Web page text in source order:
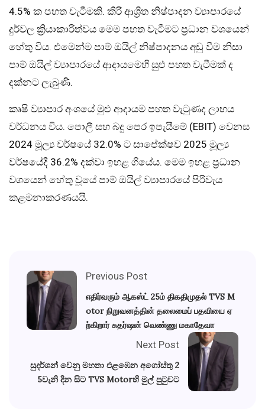
4.5% ක පහත වැටීමකි. කිරි ආශ්‍රිත නිෂ්පාදන ව්‍යාපාරයේ
දුර්වල ක්‍රියාකාරිත්වය මෙම පහත වැටීමට ප්‍රධාන වශයෙන්
හේතු විය. එමෙන්ම පාම් ඔයිල් නිෂ්පාදනය අඩු වීම නිසා
පාම් ඔයිල් ව්‍යාපාරයේ ආදායමෙහි සුළු පහත වැටීමක් ද
දක්නට ලැබුණි.
කෘෂි ව්‍යාපාර අංශයේ මුළු ආදායම පහත වැටුණද ලාභය
වර්ධනය විය. පොලී සහ බදු පෙර ඉපැයීමේ (EBIT) වෙනස
2024 මූල්‍ය වර්ෂයේ 32.0% ට සාපේක්ෂව 2025 මූල්‍ය
වර්ෂයේදී 36.2% දක්වා ඉහළ ගියේය. මෙම ඉහළ ප්‍රධාන
වශයෙන් හේතු වූයේ පාම් ඔයිල් ව්‍යාපාරයේ පිරිවැය
කළමනාකරණයයි.
Previous Post
எதிர்வரும் ஆகஸ்ட் 25ம் திகதிமுதல் TVS M
otor நிறுவனத்தின் தலைமைப் பதவியை ஏ
ற்கிறார் சுதர்ஷன் வெண்ணு மகாதேவா
Next Post
සුදර්ශන් වෙනු මහතා එළඹෙන අගෝස්තු 2
5වැනි දින සිට TVS Motorහි මුල් පුටුවට